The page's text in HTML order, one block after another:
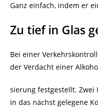
Ganz einfach, indem er
Zu tief in Glas
Bei einer
der Verdacht einer
sierung festgestellt.
in das nächst gelegene